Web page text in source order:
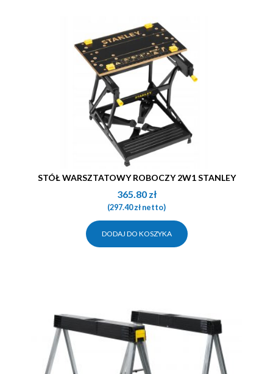
STÓŁ WARSZTATOWY ROBOCZY 2W1 STANLEY
365.80 zł
(297.40złnetto)
DODAJ DO KOSZYKA